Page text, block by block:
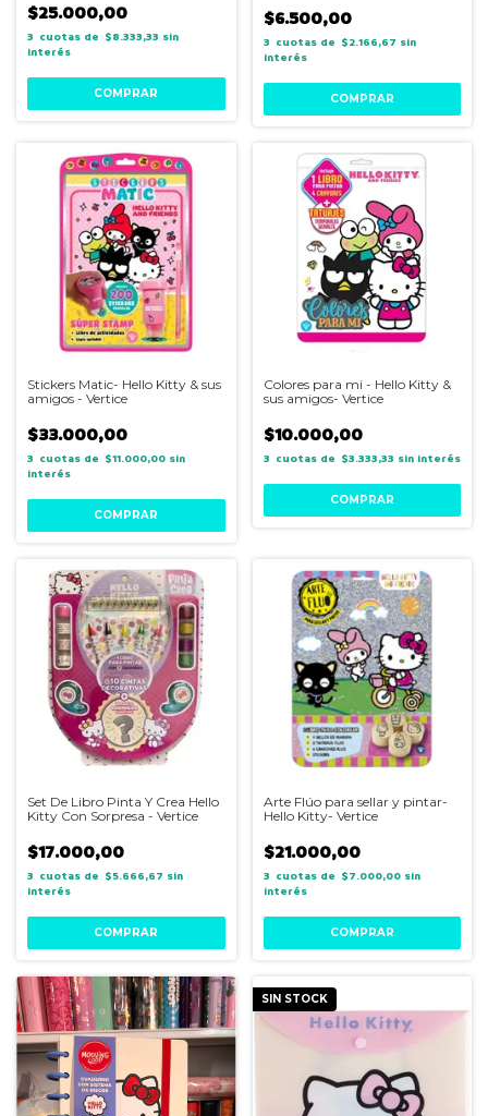
$25.000,00
3 $8.333,33 sin
interés
$6.500,00
3 $2.166,67 sin
interés
Stickers Matic- Hello Kitty & sus
amigos - Vertice
$33.000,00
3 $11.000,00 sin
interés
Colores para mi - Hello Kitty &
sus amigos- Vertice
$10.000,00
3 $3.333,33 sin interés
Set De Libro Pinta Y Crea Hello
Kitty Con Sorpresa - Vertice
$17.000,00
3 $5.666,67 sin
interés
Arte Flúo para sellar y pintar-
Hello Kitty- Vertice
$21.000,00
3 $7.000,00 sin
interés
SIN STOCK